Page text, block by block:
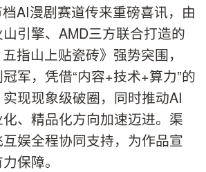
AI漫剧赛道传来重磅喜讯，由
引擎、AMD三方联合打造的
指山上贴瓷砖》强势突围，
军，凭借“内容+技术+算力”的
现现象级破圈，同时推动AI
、精品化方向加速迈进。渠
娱全程协同支持，为作品宣
保障。